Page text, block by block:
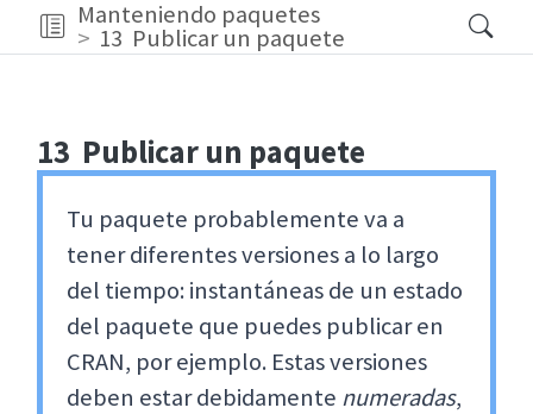
Manteniendo paquetes
13 Publicar un paquete
13 Publicar un paquete
Tu paquete probablemente va a
tener diferentes versiones a lo largo
del tiempo: instantáneas de un estado
del paquete que puedes publicar en
CRAN, por ejemplo. Estas versiones
deben estar debidamente numeradas,